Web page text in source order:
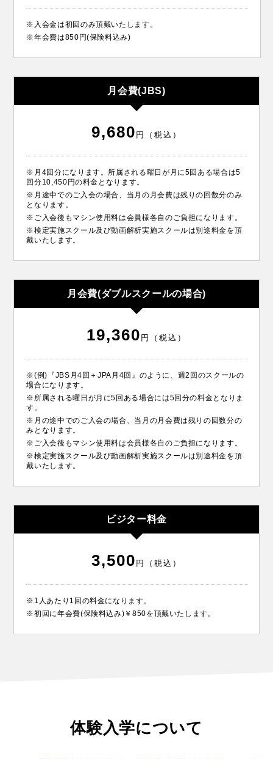
※入会金は初回のみ頂戴いたします。
※年会費は850円(保険料込み)
月会費(JBS)
9,680 円（税込）
※月4回分になります。所属される曜日が月に5回ある場合は5
回分10,450円の料金となります。
※月途中でのご入会の場合、当月の月会費は残りの回数分のみ
となります。
※ご入会後もマシン使用料は会員様各自のご負担になります。
※検定実施スクール及び動画解析実施スクールは別途料金を頂
戴いたします。
月会費(ダブルスクールの場合)
19,360 円（税込）
※(例)『JBS月4回＋JPA月4回』のように、週2回のスクールの
場合になります。
※所属される曜日が月に5回ある場合には5回分の料金となりま
す。
※月の途中でのご入会の場合、当月の月会費は残りの回数分の
みとなります。
※ご入会後もマシン使用料は会員様各自のご負担になります。
※検定実施スクール及び動画解析実施スクールは別途料金を頂
戴いたします。
ビジター料金
3,500 円（税込）
※1人あたり1回の料金になります。
※初回に年会費(保険料込み)￥850を頂戴いたします。
体験入学について